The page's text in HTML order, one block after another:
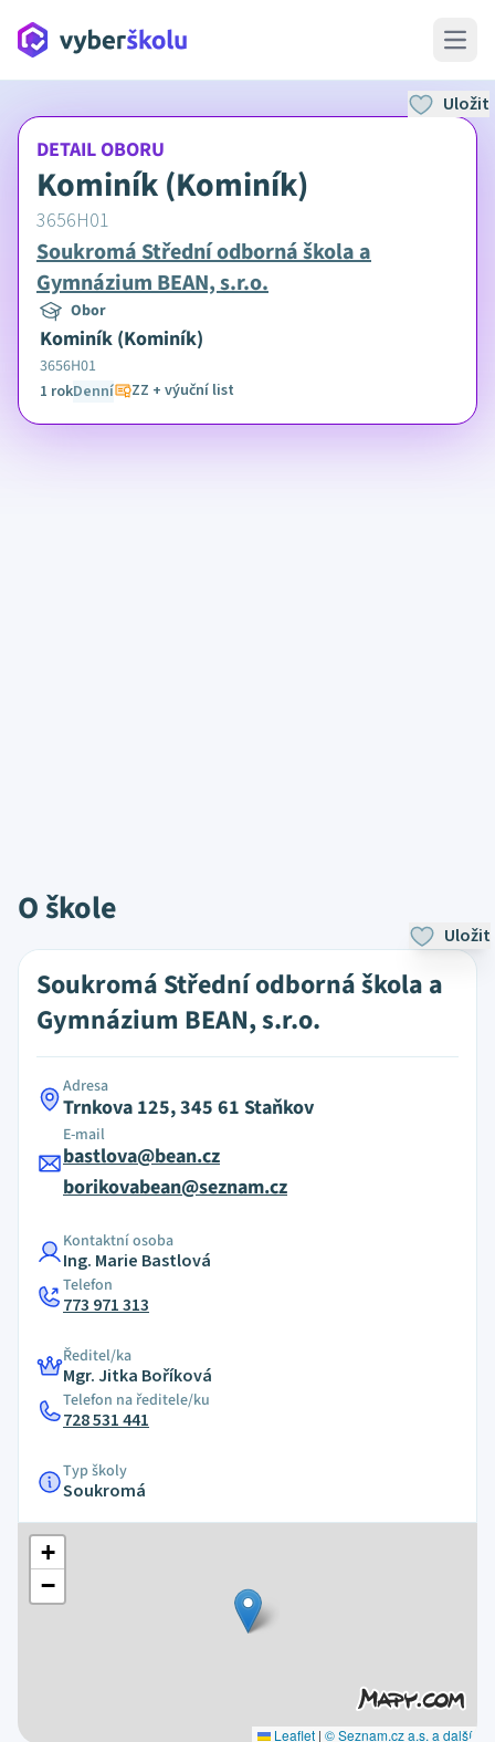
Open
DETAIL OBORU
Kominík (Kominík)
3656H01
Soukromá Střední odborná škola a
Gymnázium BEAN, s.r.o.
Obor
Kominík (Kominík)
3656H01
1 rokDenní ZZ + výuční list
Uložit
O škole
Uložit
Soukromá Střední odborná škola a
Gymnázium BEAN, s.r.o.
Adresa
Trnkova 125, 345 61 Staňkov
E-mail
bastlova@bean.cz
borikovabean@seznam.cz
Kontaktní osoba
Ing. Marie Bastlová
Telefon
773 971 313
Ředitel/ka
Mgr. Jitka Boříková
Telefon na ředitele/ku
728 531 441
Typ školy
Soukromá
+
−
Leaflet | © Seznam.cz a.s. a další